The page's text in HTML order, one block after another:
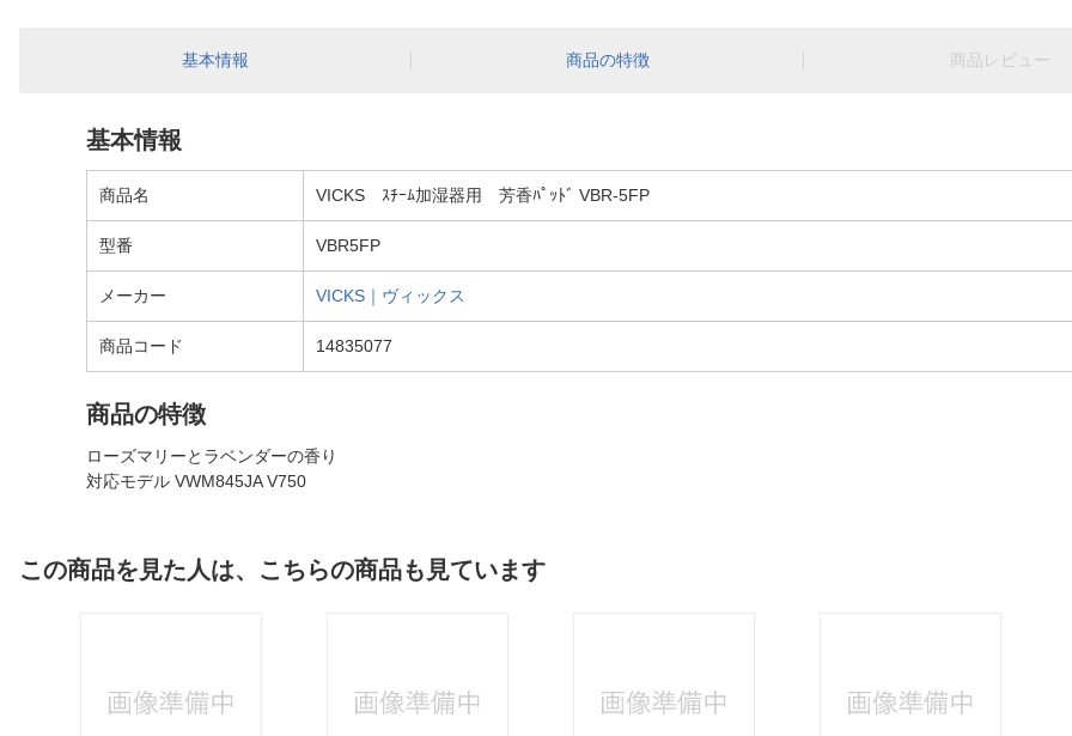
基本情報 商品の特徴 商品レビュー
基本情報
商品名 VICKS ｽﾁｰﾑ加湿器用 芳香ﾊﾟｯﾄﾞ VBR-5FP
型番 VBR5FP
メーカー VICKS｜ヴィックス
商品コード 14835077
商品の特徴
ローズマリーとラベンダーの香り
対応モデル VWM845JA V750
この商品を見た人は、こちらの商品も見ています